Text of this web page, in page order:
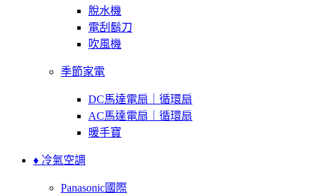
脫水機
電刮鬍刀
吹風機
季節家電
DC馬達電扇｜循環扇
AC馬達電扇｜循環扇
暖手寶
♦ 冷氣空調
Panasonic國際